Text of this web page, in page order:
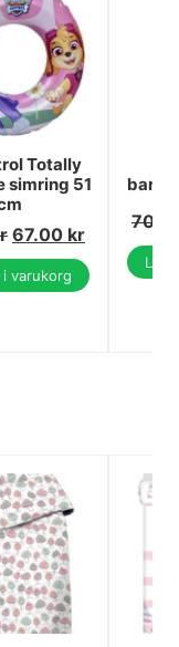
Totally
simring 51
67.00 kr
varukorg